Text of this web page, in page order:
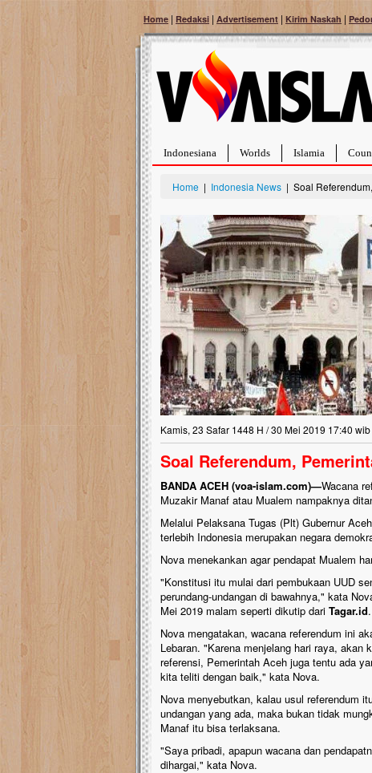
Home | Redaksi | Advertisement | Kirim Naskah |
Indonesiana Worlds Islamia
Home | Indonesia News | Soal
Kamis, 23 Safar 1448 H / 30 Mei 2019 17:40 wib
Soal Referendum,
BANDA ACEH (voa-islam.com)—Wacana
Muzakir Manaf atau Mualem nampaknya
Melalui Pelaksana Tugas (Plt) Gubernur
terlebih Indonesia merupakan negara
Nova menekankan agar pendapat Mualem
"Konstitusi itu mulai dari pembukaan UUD
perundang-undangan di bawahnya," kata
Mei 2019 malam seperti dikutip dari Tagar.id.
Nova mengatakan, wacana referendum ini
Lebaran. "Karena menjelang hari raya,
referensi, Pemerintah Aceh juga tentu ada
kita teliti dengan baik," kata Nova.
Nova menyebutkan, kalau usul referendum
undangan yang ada, maka bukan tidak
Manaf itu bisa terlaksana.
"Saya pribadi, apapun wacana dan
dihargai," kata Nova.
Bantu Naura, Balita
Tumor Pembuluh
Hidup Naura Salsabila
rintangan yang sangat
berusia sepuluh bulan,
menghadapi penyakit
pembuluh darah